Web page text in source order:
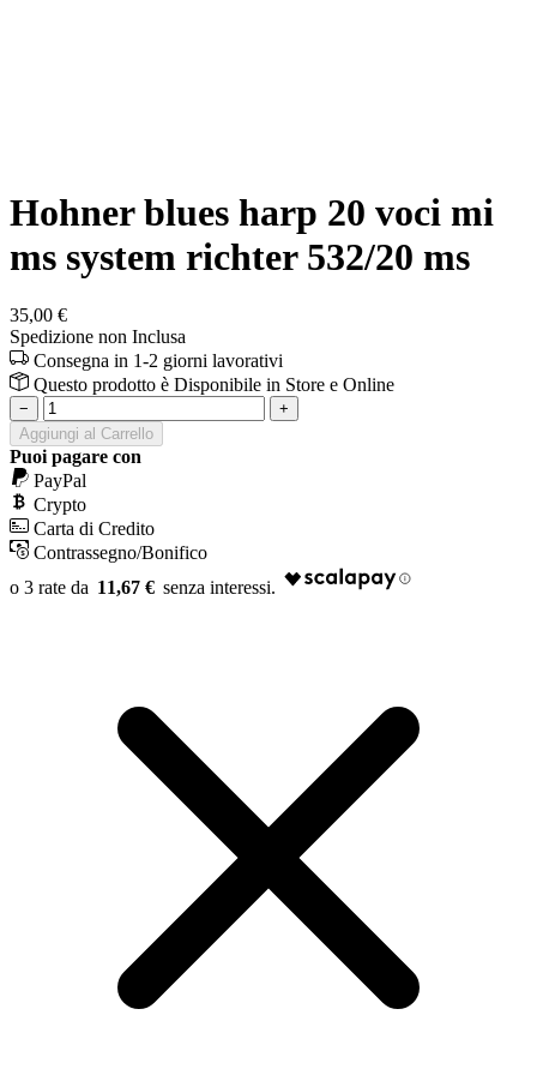
Hohner blues harp 20 voci mi
ms system richter 532/20 ms
35,00 €
Spedizione non Inclusa
Consegna in 1-2 giorni lavorativi
Questo prodotto è Disponibile in Store e Online
−
+
Aggiungi al Carrello
Puoi pagare con
PayPal
Crypto
Carta di Credito
Contrassegno/Bonifico
11,67 €